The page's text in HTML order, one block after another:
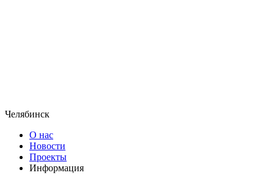
Челябинск
О нас
Новости
Проекты
Информация